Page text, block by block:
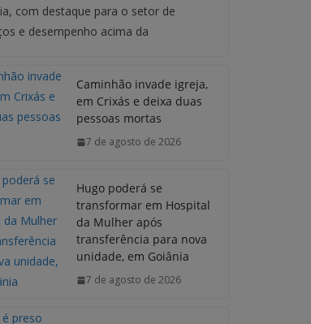
com destaque para o setor de
e desempenho acima da
Caminhão invade igreja,
em Crixás e deixa duas
pessoas mortas
7 de agosto de 2026
Hugo poderá se
transformar em Hospital
da Mulher após
transferência para nova
unidade, em Goiânia
7 de agosto de 2026